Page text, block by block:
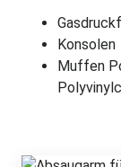
Konsolen
Muffen